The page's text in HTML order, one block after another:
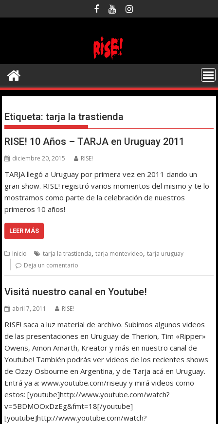
al
Etiqueta:tarja la trastienda
RISE! 10 Años – TARJA en Uruguay 2011
diciembre 20, 2015 RISE!
TARJA llegó a Uruguay por primera vez en 2011 dando un
gran show. RISE! registró varios momentos del mismo y te lo
mostramos como parte de la celebración de nuestros
primeros 10 años!
LEER MÁS
Inicio tarja la trastienda,tarja montevideo,tarja uruguay
Deja un comentario
Visitá nuestro canal en Youtube!
abril 7, 2011 RISE!
RISE! saca a luz material de archivo. Subimos algunos videos
de las presentaciones en Uruguay de Therion, Tim «Ripper»
Owens, Amon Amarth, Kreator y más en nuestro canal de
Youtube! También podrás ver videos de los recientes shows
de Ozzy Osbourne en Argentina, y de Tarja acá en Uruguay.
Entrá ya a: www.youtube.com/riseuy y mirá videos como
estos: [youtube]http://www.youtube.com/watch?
v=5BDMOOxDzEg&fmt=18[/youtube]
[youtube]http://www.youtube.com/watch?